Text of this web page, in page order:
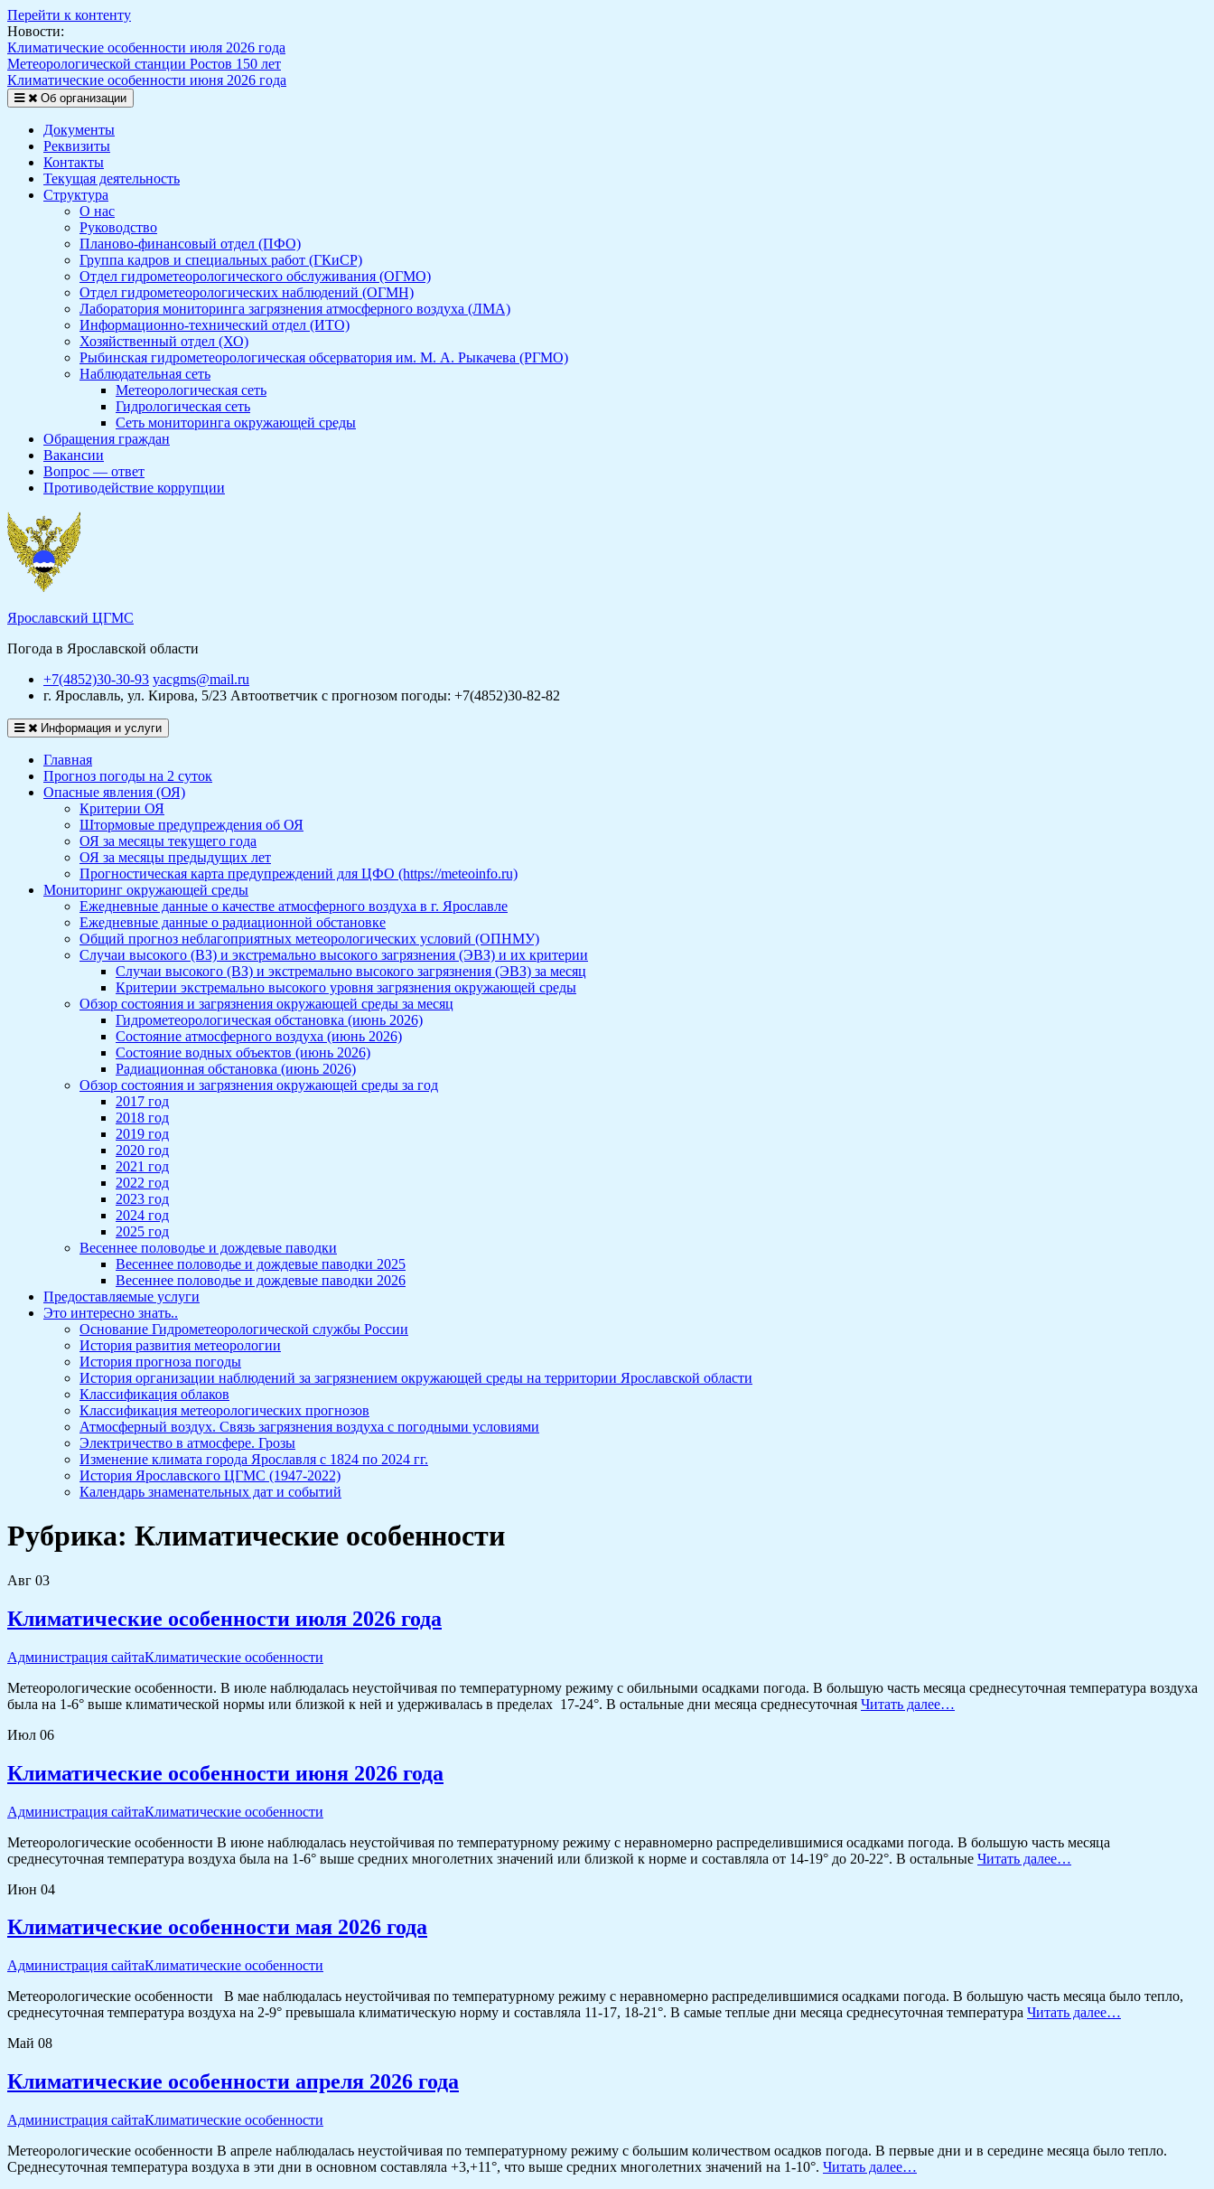
Перейти к контенту
Новости:
Климатические особенности июля 2026 года
Метеорологической станции Ростов 150 лет
Климатические особенности июня 2026 года
Об организации
Документы
Реквизиты
Контакты
Текущая деятельность
Структура
О нас
Руководство
Планово-финансовый отдел (ПФО)
Группа кадров и специальных работ (ГКиСР)
Отдел гидрометеорологического обслуживания (ОГМО)
Отдел гидрометеорологических наблюдений (ОГМН)
Лаборатория мониторинга загрязнения атмосферного воздуха (ЛМА)
Информационно-технический отдел (ИТО)
Хозяйственный отдел (ХО)
Рыбинская гидрометеорологическая обсерватория им. М. А. Рыкачева (РГМО)
Наблюдательная сеть
Метеорологическая сеть
Гидрологическая сеть
Сеть мониторинга окружающей среды
Обращения граждан
Вакансии
Вопрос — ответ
Противодействие коррупции
Ярославский ЦГМС
Погода в Ярославской области
+7(4852)30-30-93 yacgms@mail.ru
г. Ярославль, ул. Кирова, 5/23 Автоответчик с прогнозом погоды: +7(4852)30-82-82
Информация и услуги
Главная
Прогноз погоды на 2 суток
Опасные явления (ОЯ)
Критерии ОЯ
Штормовые предупреждения об ОЯ
ОЯ за месяцы текущего года
ОЯ за месяцы предыдущих лет
Прогностическая карта предупреждений для ЦФО (https://meteoinfo.ru)
Мониторинг окружающей среды
Ежедневные данные о качестве атмосферного воздуха в г. Ярославле
Ежедневные данные о радиационной обстановке
Общий прогноз неблагоприятных метеорологических условий (ОПНМУ)
Случаи высокого (ВЗ) и экстремально высокого загрязнения (ЭВЗ) и их критерии
Случаи высокого (ВЗ) и экстремально высокого загрязнения (ЭВЗ) за месяц
Критерии экстремально высокого уровня загрязнения окружающей среды
Обзор состояния и загрязнения окружающей среды за месяц
Гидрометеорологическая обстановка (июнь 2026)
Состояние атмосферного воздуха (июнь 2026)
Состояние водных объектов (июнь 2026)
Радиационная обстановка (июнь 2026)
Обзор состояния и загрязнения окружающей среды за год
2017 год
2018 год
2019 год
2020 год
2021 год
2022 год
2023 год
2024 год
2025 год
Весеннее половодье и дождевые паводки
Весеннее половодье и дождевые паводки 2025
Весеннее половодье и дождевые паводки 2026
Предоставляемые услуги
Это интересно знать..
Основание Гидрометеорологической службы России
История развития метеорологии
История прогноза погоды
История организации наблюдений за загрязнением окружающей среды на территории Ярославской области
Классификация облаков
Классификация метеорологических прогнозов
Атмосферный воздух. Связь загрязнения воздуха с погодными условиями
Электричество в атмосфере. Грозы
Изменение климата города Ярославля с 1824 по 2024 гг.
История Ярославского ЦГМС (1947-2022)
Календарь знаменательных дат и событий
Рубрика: Климатические особенности
Авг 03
Климатические особенности июля 2026 года
Администрация сайтаКлиматические особенности
Метеорологические особенности. В июле наблюдалась неустойчивая по температурному режиму с обильными осадками погода. В большую часть месяца среднесуточная температура воздуха
была на 1-6° выше климатической нормы или близкой к ней и удерживалась в пределах 17-24°. В остальные дни месяца среднесуточная Читать далее…
Июл 06
Климатические особенности июня 2026 года
Администрация сайтаКлиматические особенности
Метеорологические особенности В июне наблюдалась неустойчивая по температурному режиму с неравномерно распределившимися осадками погода. В большую часть месяца
среднесуточная температура воздуха была на 1-6° выше средних многолетних значений или близкой к норме и составляла от 14-19° до 20-22°. В остальные Читать далее…
Июн 04
Климатические особенности мая 2026 года
Администрация сайтаКлиматические особенности
Метеорологические особенности В мае наблюдалась неустойчивая по температурному режиму с неравномерно распределившимися осадками погода. В большую часть месяца было тепло,
среднесуточная температура воздуха на 2-9° превышала климатическую норму и составляла 11-17, 18-21°. В самые теплые дни месяца среднесуточная температура Читать далее…
Май 08
Климатические особенности апреля 2026 года
Администрация сайтаКлиматические особенности
Метеорологические особенности В апреле наблюдалась неустойчивая по температурному режиму с большим количеством осадков погода. В первые дни и в середине месяца было тепло.
Среднесуточная температура воздуха в эти дни в основном составляла +3,+11°, что выше средних многолетних значений на 1-10°. Читать далее…